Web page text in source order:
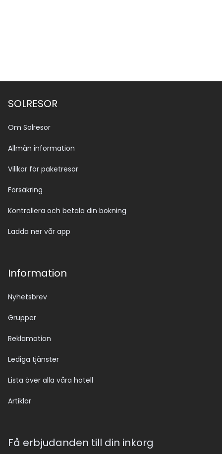
SOLRESOR
Om Solresor
Allmän information
Villkor för paketresor
Försäkring
Kontrollera och betala din bokning
Ladda ner vår app
Information
Nyhetsbrev
Grupper
Reklamation
Lediga tjänster
Lista över alla våra hotell
Artiklar
Få erbjudanden till din inkorg